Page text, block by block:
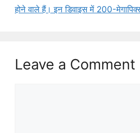
होने वाले हैं। इन डिवाइस में 200-
Leave a Comment